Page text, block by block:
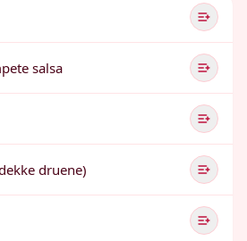
salsa
druene)